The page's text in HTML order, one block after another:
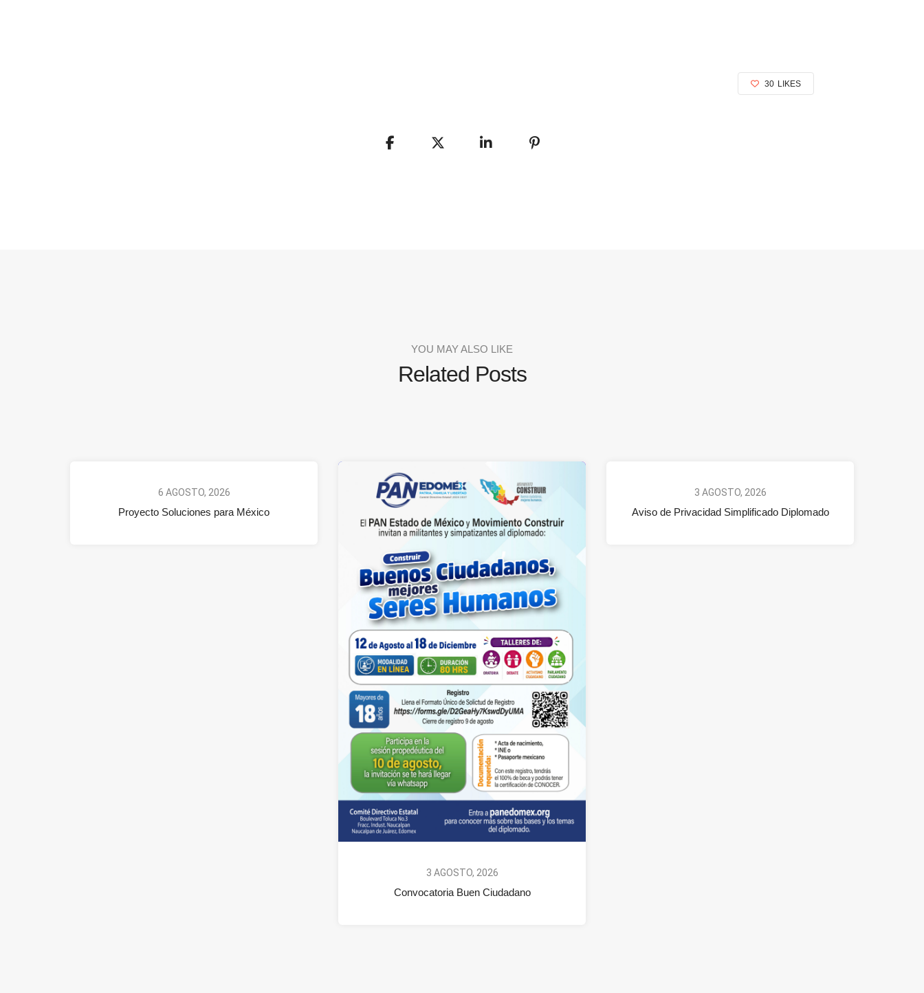
30 LIKES
YOU MAY ALSO LIKE
Related Posts
6 AGOSTO, 2026
Proyecto Soluciones para México
3 AGOSTO, 2026
Convocatoria Buen Ciudadano
3 AGOSTO, 2026
Aviso de Privacidad Simplificado Diplomado